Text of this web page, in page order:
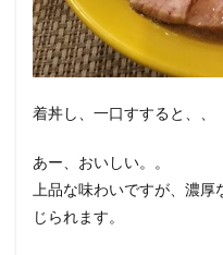
着丼し、一口すすると、、
あー、おいしい。。
上品な味わいですが、濃
じられます。